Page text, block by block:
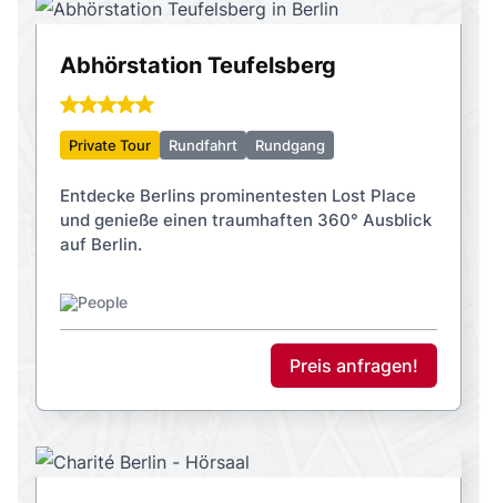
Abhörstation Teufelsberg
Private Tour Rundfahrt Rundgang
Entdecke Berlins prominentesten Lost Place
und genieße einen traumhaften 360° Ausblick
auf Berlin.
Preis anfragen!